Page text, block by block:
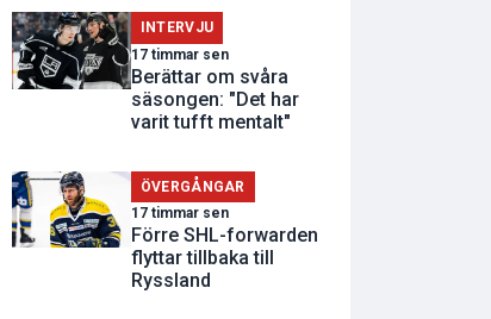
INTERVJU
17 timmar sen
Berättar om svåra
säsongen: "Det har
varit tufft mentalt"
ÖVERGÅNGAR
17 timmar sen
Förre SHL-forwarden
flyttar tillbaka till
Ryssland